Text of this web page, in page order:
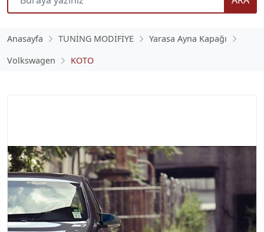
Anasayfa TUNİNG MODİFİYE
Yarasa Ayna Kapağı
Volkswagen
KOTO